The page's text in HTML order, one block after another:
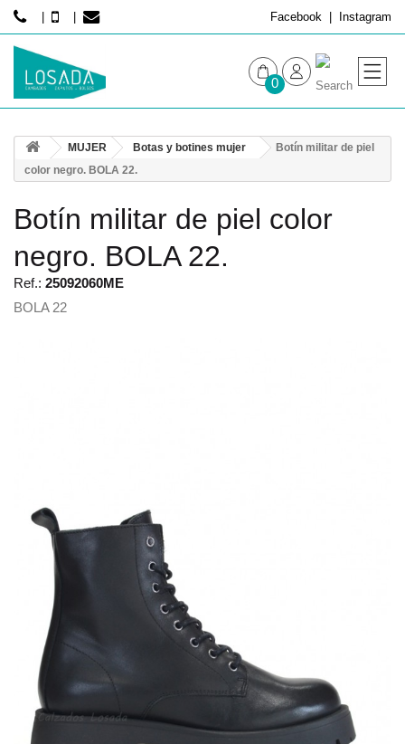
Facebook Instagram
0
HOMBRE
MUJER Botas y botines mujer
Botín militar de piel
color negro. BOLA 22.
Botín militar de piel color
negro. BOLA 22.
Ref.: 25092060ME
BOLA 22